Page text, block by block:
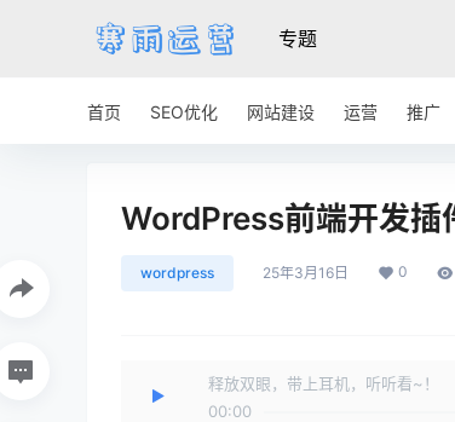
专题
首页 SEO优化 网站建设 运营 推广
WordPress前端开发插
wordpress 25年3月16日 0
释放双眼，带上耳机，听听看~！
00:00